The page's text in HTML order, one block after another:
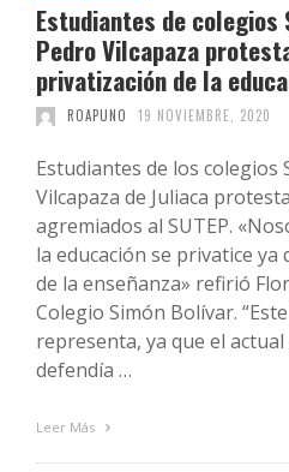
Estudiantes de colegios
Pedro Vilcapaza
privatización de la
ROAPUNO 19 NOVIEMBRE, 2020
Estudiantes de los colegios
Vilcapaza de Juliaca
agremiados al SUTEP.
la educación se privatice
de la enseñanza» refirió
Colegio Simón Bolívar.
representa, ya que el
defendía …
Leer Más